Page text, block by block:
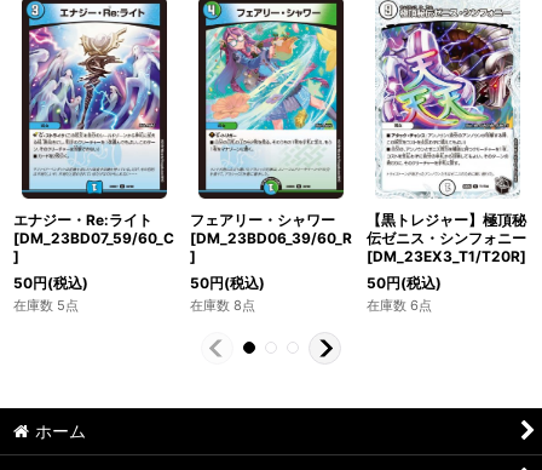
エナジー・Re:ライト
[DM_23BD07_59/60_C
]
50円(税込)
在庫数 5点
フェアリー・シャワー
[DM_23BD06_39/60_R
]
50円(税込)
在庫数 8点
【黒トレジャー】極頂秘
伝ゼニス・シンフォニー
[DM_23EX3_T1/T20R]
50円(税込)
在庫数 6点
ホーム